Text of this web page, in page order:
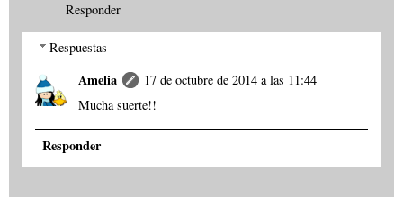
Responder
Respuestas
Amelia
17 de octubre de 2014 a las 11:44
Mucha suerte!!
Responder